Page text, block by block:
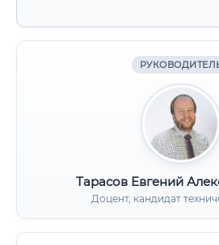
Тарасов Евгений
Доцент, кандидат